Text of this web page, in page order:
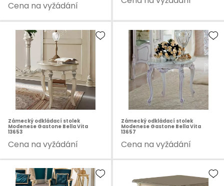
Cena na vyžádání
Zámecký odkládací stolek
Modenese Gastone Bella Vita
13653
Cena na vyžádání
Zámecký odkládací stolek
Modenese Gastone Bella Vita
13657
Cena na vyžádání